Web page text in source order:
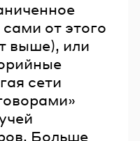
от этого
выше), или
сети
Больше